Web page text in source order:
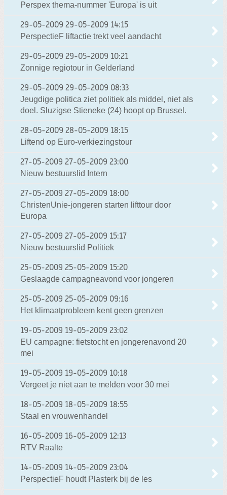
Perspex thema-nummer 'Europa' is uit
29-05-2009 29-05-2009 14:15
PerspectieF liftactie trekt veel aandacht
29-05-2009 29-05-2009 10:21
Zonnige regiotour in Gelderland
29-05-2009 29-05-2009 08:33
Jeugdige politica ziet politiek als middel, niet als
doel. Sluzigse Stieneke (24) hoopt op Brussel.
28-05-2009 28-05-2009 18:15
Liftend op Euro-verkiezingstour
27-05-2009 27-05-2009 23:00
Nieuw bestuurslid Intern
27-05-2009 27-05-2009 18:00
ChristenUnie-jongeren starten lifttour door
Europa
27-05-2009 27-05-2009 15:17
Nieuw bestuurslid Politiek
25-05-2009 25-05-2009 15:20
Geslaagde campagneavond voor jongeren
25-05-2009 25-05-2009 09:16
Het klimaatprobleem kent geen grenzen
19-05-2009 19-05-2009 23:02
EU campagne: fietstocht en jongerenavond 20
mei
19-05-2009 19-05-2009 10:18
Vergeet je niet aan te melden voor 30 mei
18-05-2009 18-05-2009 18:55
Staal en vrouwenhandel
16-05-2009 16-05-2009 12:13
RTV Raalte
14-05-2009 14-05-2009 23:04
PerspectieF houdt Plasterk bij de les